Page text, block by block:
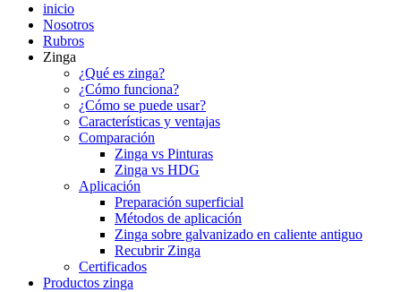
inicio
Nosotros
Rubros
Zinga
¿Qué es zinga?
¿Cómo funciona?
¿Cómo se puede usar?
Características y ventajas
Comparación
Zinga vs Pinturas
Zinga vs HDG
Aplicación
Preparación superficial
Métodos de aplicación
Zinga sobre galvanizado en caliente antiguo
Recubrir Zinga
Certificados
Productos zinga